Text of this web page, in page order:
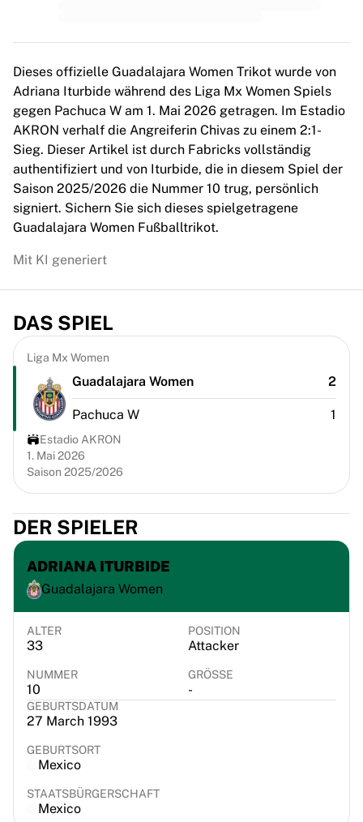
US Women's Soccer
NWSL
OL Lyonnes
Paris Saint-Germain Feminines
Arsenal WFC
Browse by country
Basketball
Highlights
Charlotte Hornets
Chicago Bulls
LA Clippers
Virtus Bologna
View all Basketball
Top NBA Teams
Charlotte Hornets
Chicago Bulls
Portland Trail Blazers
LA Clippers
View all NBA
Top European Teams
Beşiktaş Gain
Fenerbahçe Basketball
Virtus Bologna
Guerri Napoli
Other Sports
Cycling
Soudal Quick Step
Netcompany INEOS
Team Jayco AlUla
View all Cycling
Rugby
France Rugby
Gloucester Rugby
ASM Clermont Auvergne
Dieses offizielle Guadalajara Women Trikot wurde von
Adriana Iturbide während des Liga Mx Women Spiels
gegen Pachuca W am 1. Mai 2026 getragen. Im Estadio
AKRON verhalf die Angreiferin Chivas zu einem 2:1-
Sieg. Dieser Artikel ist durch Fabricks vollständig
authentifiziert und von Iturbide, die in diesem Spiel der
Saison 2025/2026 die Nummer 10 trug, persönlich
signiert. Sichern Sie sich dieses spielgetragene
Guadalajara Women Fußballtrikot.
Mit KI generiert
DAS SPIEL
Liga Mx Women
Guadalajara Women 2
Pachuca W 1
Estadio AKRON
1. Mai 2026
Saison 2025/2026
DER SPIELER
ADRIANA ITURBIDE
Guadalajara Women
ALTER
33
POSITION
Attacker
NUMMER
10
GRÖSSE
-
GEBURTSDATUM
27 March 1993
GEBURTSORT
Mexico
STAATSBÜRGERSCHAFT
Mexico